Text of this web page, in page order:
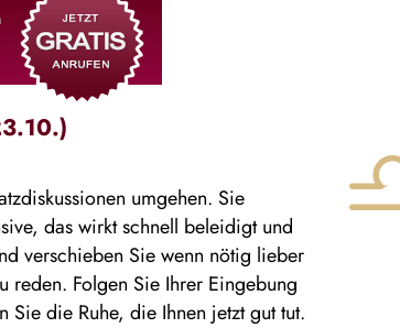
umgehen. Sie
das wirkt schnell beleidigt und
verschieben Sie wenn nötig lieber
reden. Folgen Sie Ihrer Eingebung
die Ruhe, die Ihnen jetzt gut tut.